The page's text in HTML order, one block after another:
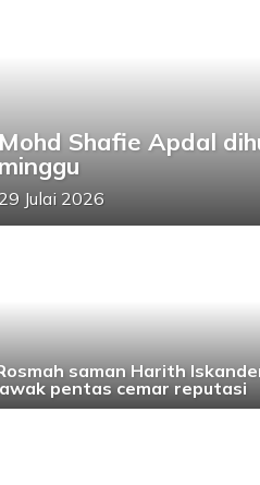
Shafie Apdal
Julai 2026
saman Harith
pentas cemar reputasi